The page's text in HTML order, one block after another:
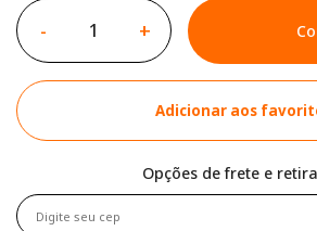
- +
Adicionar aos
Opções de frete e